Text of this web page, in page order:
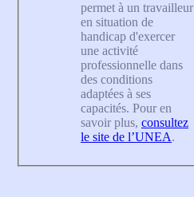
permet à un travailleur
en situation de
handicap d'exercer
une activité
professionnelle dans
des conditions
adaptées à ses
capacités. Pour en
savoir plus, consultez
le site de l’UNEA.